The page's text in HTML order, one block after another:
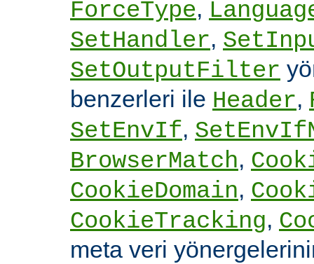
ForceType,
SetHandler,
SetOutputFilter
benzerleri ile Header,
SetEnvIf,
BrowserMatch,
CookieDomain,
CookieTracking,
meta veri